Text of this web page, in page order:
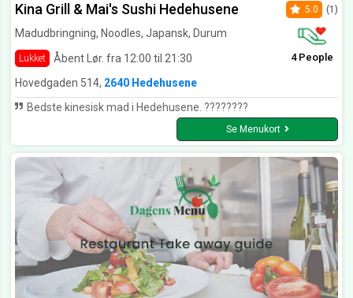
Kina Grill & Mai's Sushi Hedehusene
Madudbringning, Noodles, Japansk, Durum
Lukket Åbent Lør. fra 12:00 til 21:30
5.0 (1)
4 People
Hovedgaden 514, 2640 Hedehusene
Bedste kinesisk mad i Hedehusene. ????????
Se Menukort